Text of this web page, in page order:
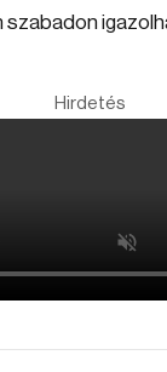
Hirdetés